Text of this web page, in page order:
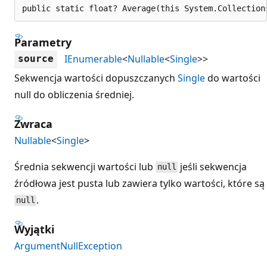
public static float? Average(this
Parametry
source IEnumerable<Nullable<Single>>
Sekwencja wartości dopuszczanych Singledo wartości
null do obliczenia średniej.
Zwraca
Nullable<Single>
Średnia sekwencji wartości lub null jeśli sekwencja
źródłowa jest pusta lub zawiera tylko wartości, które są
null .
Wyjątki
ArgumentNullException